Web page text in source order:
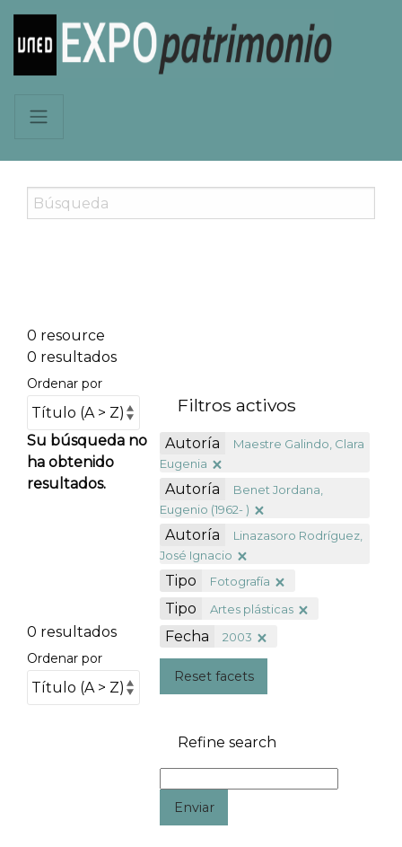
0 resource
0 resultados
Ordenar por
Su búsqueda no
ha obtenido
resultados.
0 resultados
Ordenar por
Filtros activos
Autoría
Maestre Galindo, Clara
Eugenia
Autoría
Benet Jordana,
Eugenio (1962- )
Autoría
Linazasoro Rodríguez,
José Ignacio
Tipo Fotografía
Tipo Artes plásticas
Fecha 2003
Reset facets
Refine search
Enviar